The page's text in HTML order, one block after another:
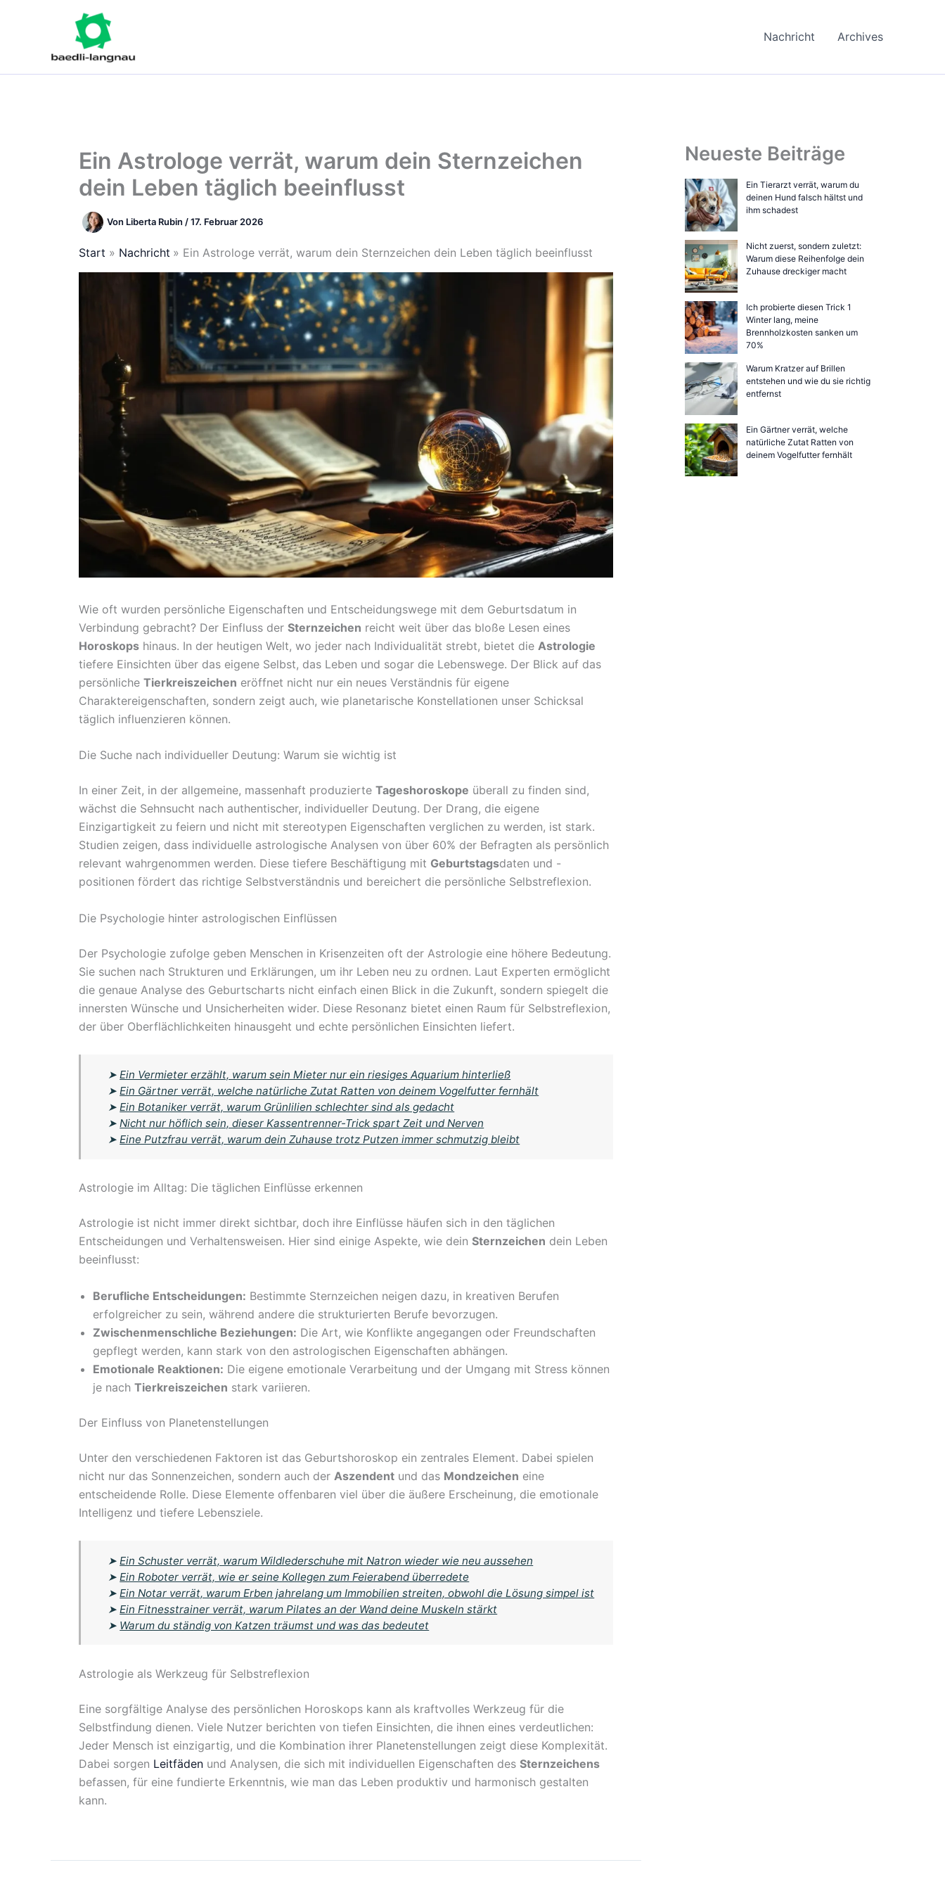
Nachricht Archives
Ein Astrologe verrät, warum dein Sternzeichen
dein Leben täglich beeinflusst
Von Liberta Rubin /17. Februar 2026
Start Nachricht Ein Astrologe verrät, warum dein Sternzeichen dein Leben täglich beeinflusst
Wie oft wurden persönliche Eigenschaften und Entscheidungswege mit dem Geburtsdatum in
Verbindung gebracht? Der Einfluss der Sternzeichen reicht weit über das bloße Lesen eines
Horoskops hinaus. In der heutigen Welt, wo jeder nach Individualität strebt, bietet die Astrologie
tiefere Einsichten über das eigene Selbst, das Leben und sogar die Lebenswege. Der Blick auf das
persönliche Tierkreiszeichen eröffnet nicht nur ein neues Verständnis für eigene
Charaktereigenschaften, sondern zeigt auch, wie planetarische Konstellationen unser Schicksal
täglich influenzieren können.
Die Suche nach individueller Deutung: Warum sie wichtig ist
In einer Zeit, in der allgemeine, massenhaft produzierte Tageshoroskope überall zu finden sind,
wächst die Sehnsucht nach authentischer, individueller Deutung. Der Drang, die eigene
Einzigartigkeit zu feiern und nicht mit stereotypen Eigenschaften verglichen zu werden, ist stark.
Studien zeigen, dass individuelle astrologische Analysen von über 60% der Befragten als persönlich
relevant wahrgenommen werden. Diese tiefere Beschäftigung mit Geburtstagsdaten und -
positionen fördert das richtige Selbstverständnis und bereichert die persönliche Selbstreflexion.
Die Psychologie hinter astrologischen Einflüssen
Der Psychologie zufolge geben Menschen in Krisenzeiten oft der Astrologie eine höhere Bedeutung.
Sie suchen nach Strukturen und Erklärungen, um ihr Leben neu zu ordnen. Laut Experten ermöglicht
die genaue Analyse des Geburtscharts nicht einfach einen Blick in die Zukunft, sondern spiegelt die
innersten Wünsche und Unsicherheiten wider. Diese Resonanz bietet einen Raum für Selbstreflexion,
der über Oberflächlichkeiten hinausgeht und echte persönlichen Einsichten liefert.
➤Ein Vermieter erzählt, warum sein Mieter nur ein riesiges Aquarium hinterließ
➤Ein Gärtner verrät, welche natürliche Zutat Ratten von deinem Vogelfutter fernhält
➤Ein Botaniker verrät, warum Grünlilien schlechter sind als gedacht
➤Nicht nur höflich sein, dieser Kassentrenner-Trick spart Zeit und Nerven
➤Eine Putzfrau verrät, warum dein Zuhause trotz Putzen immer schmutzig bleibt
Astrologie im Alltag: Die täglichen Einflüsse erkennen
Astrologie ist nicht immer direkt sichtbar, doch ihre Einflüsse häufen sich in den täglichen
Entscheidungen und Verhaltensweisen. Hier sind einige Aspekte, wie dein Sternzeichen dein Leben
beeinflusst:
Berufliche Entscheidungen: Bestimmte Sternzeichen neigen dazu, in kreativen Berufen
erfolgreicher zu sein, während andere die strukturierten Berufe bevorzugen.
Zwischenmenschliche Beziehungen: Die Art, wie Konflikte angegangen oder Freundschaften
gepflegt werden, kann stark von den astrologischen Eigenschaften abhängen.
Emotionale Reaktionen: Die eigene emotionale Verarbeitung und der Umgang mit Stress können
je nach Tierkreiszeichen stark variieren.
Der Einfluss von Planetenstellungen
Unter den verschiedenen Faktoren ist das Geburtshoroskop ein zentrales Element. Dabei spielen
nicht nur das Sonnenzeichen, sondern auch der Aszendent und das Mondzeichen eine
entscheidende Rolle. Diese Elemente offenbaren viel über die äußere Erscheinung, die emotionale
Intelligenz und tiefere Lebensziele.
➤Ein Schuster verrät, warum Wildlederschuhe mit Natron wieder wie neu aussehen
➤Ein Roboter verrät, wie er seine Kollegen zum Feierabend überredete
➤Ein Notar verrät, warum Erben jahrelang um Immobilien streiten, obwohl die Lösung simpel ist
➤Ein Fitnesstrainer verrät, warum Pilates an der Wand deine Muskeln stärkt
➤ Warum du ständig von Katzen träumst und was das bedeutet
Astrologie als Werkzeug für Selbstreflexion
Eine sorgfältige Analyse des persönlichen Horoskops kann als kraftvolles Werkzeug für die
Selbstfindung dienen. Viele Nutzer berichten von tiefen Einsichten, die ihnen eines verdeutlichen:
Jeder Mensch ist einzigartig, und die Kombination ihrer Planetenstellungen zeigt diese Komplexität.
Dabei sorgen Leitfäden und Analysen, die sich mit individuellen Eigenschaften des Sternzeichens
befassen, für eine fundierte Erkenntnis, wie man das Leben produktiv und harmonisch gestalten
kann.
Neueste Beiträge
Ein Tierarzt verrät, warum du
deinen Hund falsch hältst und
ihm schadest
Nicht zuerst, sondern zuletzt:
Warum diese Reihenfolge dein
Zuhause dreckiger macht
Ich probierte diesen Trick 1
Winter lang, meine
Brennholzkosten sanken um
70%
Warum Kratzer auf Brillen
entstehen und wie du sie richtig
entfernst
Ein Gärtner verrät, welche
natürliche Zutat Ratten von
deinem Vogelfutter fernhält